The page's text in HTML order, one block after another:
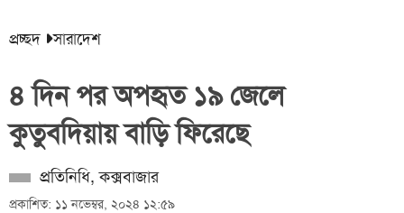
প্রচ্ছদ সারাদেশ
৪ দিন পর অপহৃত ১৯ জেলে
কুতুবদিয়ায় বাড়ি ফিরেছে
প্রতিনিধি, কক্সবাজার
প্রকাশিত: ১১ নভেম্বর, ২০২৪ ১২:৫৯